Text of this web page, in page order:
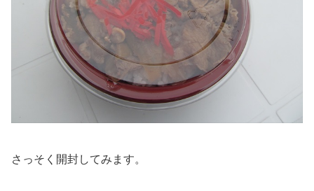
さっそく開封してみます。